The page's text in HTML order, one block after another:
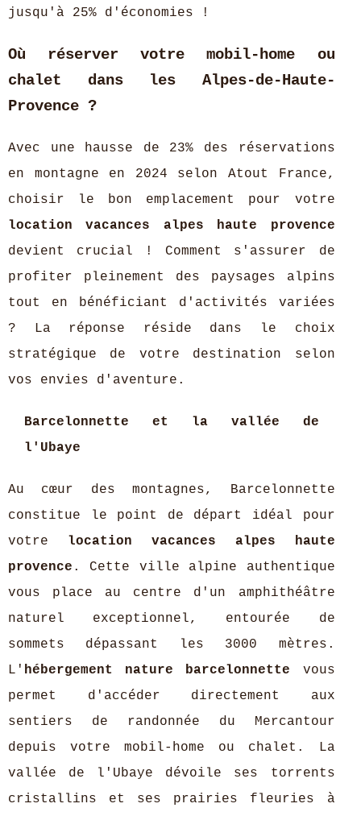
jusqu'à 25% d'économies !
Où réserver votre mobil-home ou
chalet dans les Alpes-de-Haute-
Provence ?
Avec une hausse de 23% des réservations
en montagne en 2024 selon Atout France,
choisir le bon emplacement pour votre
location vacances alpes haute provence
devient crucial ! Comment s'assurer de
profiter pleinement des paysages alpins
tout en bénéficiant d'activités variées
? La réponse réside dans le choix
stratégique de votre destination selon
vos envies d'aventure.
Barcelonnette et la vallée de
l'Ubaye
Au cœur des montagnes, Barcelonnette
constitue le point de départ idéal pour
votre
location vacances alpes haute
provence . Cette ville alpine authentique
vous place au centre d'un amphithéâtre
naturel exceptionnel, entourée de
sommets dépassant les 3000 mètres.
L' hébergement nature barcelonnette vous
permet d'accéder directement aux
sentiers de randonnée du Mercantour
depuis votre mobil-home ou chalet. La
vallée de l'Ubaye dévoile ses torrents
cristallins et ses prairies fleuries à